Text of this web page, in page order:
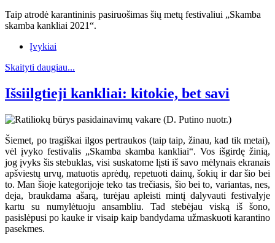
Taip atrodė karantininis pasiruošimas šių metų festivaliui „Skamba
skamba kankliai 2021“.
Įvykiai
Skaityti daugiau...
Išsiilgtieji kankliai: kitokie, bet savi
Šiemet, po tragiškai ilgos pertraukos (taip taip, žinau, kad tik metai),
vėl įvyko festivalis „Skamba skamba kankliai“. Vos išgirdę žinią,
jog įvyks šis stebuklas, visi suskatome lįsti iš savo mėlynais ekranais
apšviestų urvų, matuotis aprėdų, repetuoti dainų, šokių ir dar šio bei
to. Man šioje kategorijoje teko tas trečiasis, šio bei to, variantas, nes,
deja, braukdama ašarą, turėjau apleisti mintį dalyvauti festivalyje
kartu su numylėtuoju ansambliu. Tad stebėjau viską iš šono,
pasislėpusi po kauke ir visaip kaip bandydama užmaskuoti karantino
pasekmes.